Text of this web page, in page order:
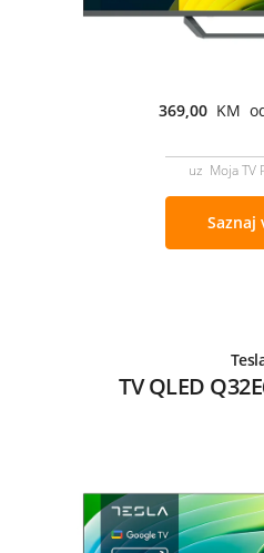
369,00 KM
uz Moja TV
Saznaj
TV QLED